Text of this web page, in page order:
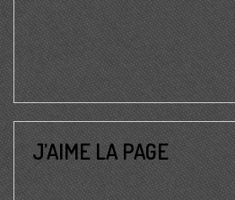
J’AIME LA PAGE